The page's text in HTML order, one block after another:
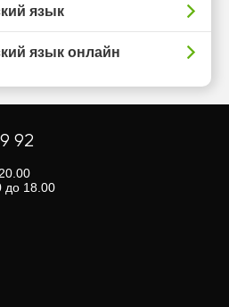
язык
язык онлайн
92
до 18.00